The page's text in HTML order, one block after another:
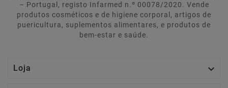
– Portugal, registo Infarmed n.º 00078/2020. Vende
produtos cosméticos e de higiene corporal, artigos de
puericultura, suplementos alimentares, e produtos de
bem-estar e saúde.
Loja 